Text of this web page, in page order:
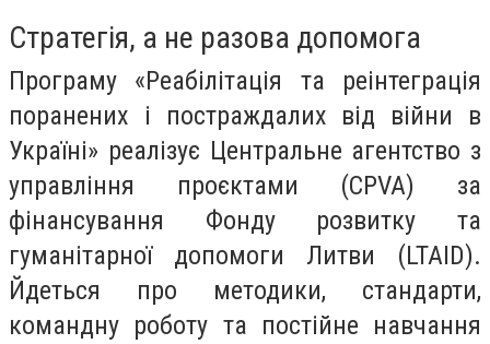
Стратегія, а не разова допомога
Програму «Реабілітація та реінтеграція
поранених і постраждалих від війни в
Україні» реалізує Центральне агентство з
управління проєктами (CPVA) за
фінансування Фонду розвитку та
гуманітарної допомоги Литви (LTAID).
Йдеться про методики, стандарти,
командну роботу та постійне навчання